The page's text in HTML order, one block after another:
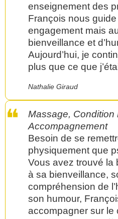
enseignement des
François nous
engagement mais
bienveillance et
Aujourd’hui, je
plus que ce que
Nathalie Giraud
Massage, Condition
Accompagnement
Besoin de se
physiquement que
Vous avez trouvé la
à sa bienveillance,
compréhension de
son humour,
accompagner sur le